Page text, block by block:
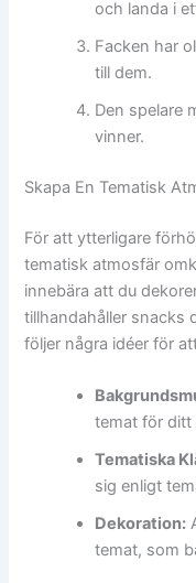
och landa i
Facken har
till dem.
Den spelare
vinner.
Skapa En Tematisk
För att ytterligare
tematisk atmosfär
innebära att du
tillhandahåller snacks
följer några idéer för
temat för ditt
Tematiska
sig enligt
Dekoration:
temat, som